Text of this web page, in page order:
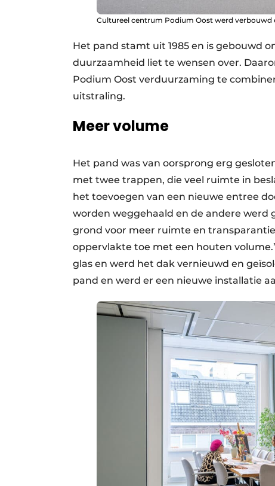
Cultureel centrum Podium Oost werd verbouwd
Het pand stamt uit 1985 en is gebouwd
duurzaamheid liet te wensen over.
Podium Oost verduurzaming te
uitstraling.
Meer volume
Het pand was van oorsprong erg
met twee trappen, die veel ruimte in
het toevoegen van een nieuwe entree
worden weggehaald en de andere werd
grond voor meer ruimte en
oppervlakte toe met een houten
glas en werd het dak vernieuwd en
pand en werd er een nieuwe installatie